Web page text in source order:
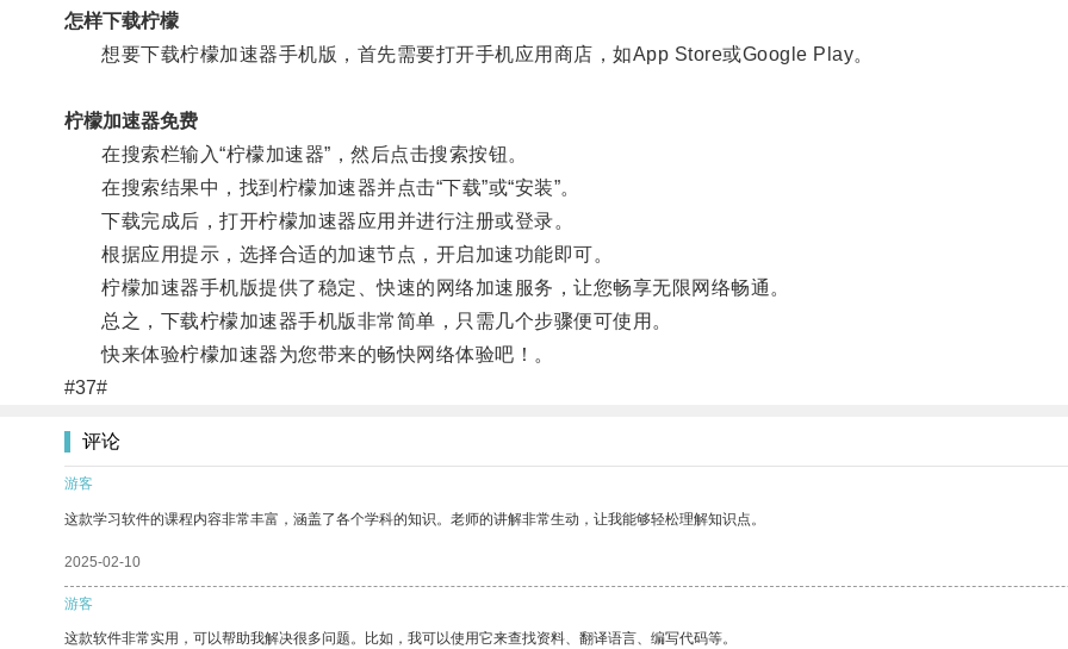
怎样下载柠檬
想要下载柠檬加速器手机版，首先需要打开手机应用商店，如App Store或Google Play。
柠檬加速器免费
在搜索栏输入“柠檬加速器”，然后点击搜索按钮。
在搜索结果中，找到柠檬加速器并点击“下载”或“安装”。
下载完成后，打开柠檬加速器应用并进行注册或登录。
根据应用提示，选择合适的加速节点，开启加速功能即可。
柠檬加速器手机版提供了稳定、快速的网络加速服务，让您畅享无限网络畅通。
总之，下载柠檬加速器手机版非常简单，只需几个步骤便可使用。
快来体验柠檬加速器为您带来的畅快网络体验吧！。
#37#
评论
游客
这款学习软件的课程内容非常丰富，涵盖了各个学科的知识。老师的讲解非常生动，让我能够轻松理解知识点。
2025-02-10
游客
这款软件非常实用，可以帮助我解决很多问题。比如，我可以使用它来查找资料、翻译语言、编写代码等。